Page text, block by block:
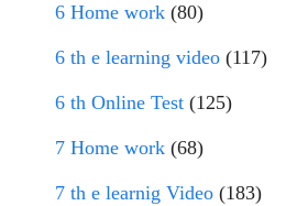
6 Home work (80)
6 th e learning video (117)
6 th Online Test (125)
7 Home work (68)
7 th e learnig Video (183)